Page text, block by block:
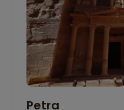
Petra